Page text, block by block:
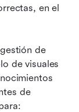
en el
de
de visuales
de